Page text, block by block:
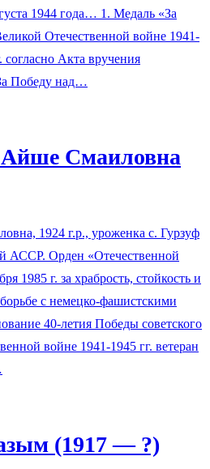
1944 года… 1. Медаль «За
Отечественной войне 1941-
согласно Акта вручения
Победу над…
Смаиловна
1924 г.р., уроженка с. Гурзуф
АССР. Орден «Отечественной
1985 г. за храбрость, стойкость и
с немецко-фашистскими
40-летия Победы советского
войне 1941-1945 гг. ветеран
(1917 — ?)